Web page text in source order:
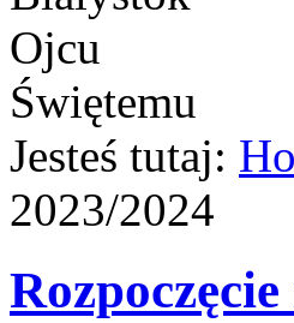
Jesteś tutaj:
2023/2024